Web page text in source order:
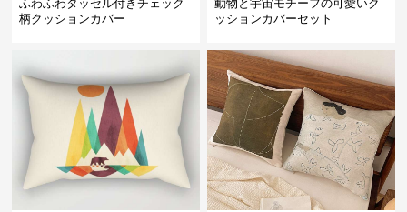
ふわふわタッセル付きチェック
柄クッションカバー
動物と宇宙モチーフの可愛いク
ッションカバーセット